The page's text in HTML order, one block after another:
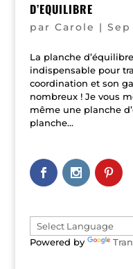
D’EQUILIBRE
par Carole | Sep
La planche
indispensable pour
coordination et son
nombreux ! Je vous
même une planche
planche...
Powered by